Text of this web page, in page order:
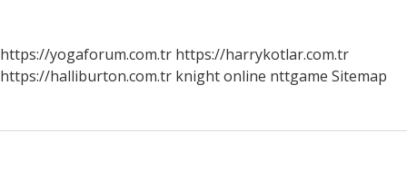
https://yogaforum.com.tr https://harrykotlar.com.tr
https://halliburton.com.tr knight online nttgame Sitemap